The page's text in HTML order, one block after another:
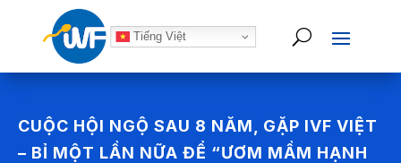
Tiếng Việt
CUỘC HỘI NGỘ SAU 8 NĂM, GẶP IVF VIỆT
– BỈ MỘT LẦN NỮA ĐỂ “ƯƠM MẦM HẠNH